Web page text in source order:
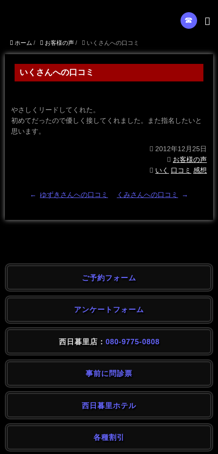
☎︎
ホーム / お客様の声 / いくさんへの口コミ
いくさんへの口コミ
やさしくリードしてくれた。
初めてだったので優しく接してくれました。また指名したいと
思います。
2012年12月25日
お客様の声
いく
口コミ 感想
← ゆずきさんへの口コミ くみさんへの口コミ →
ご予約フォーム
アンケートフォーム
西日暮里店： 080-9775-0808
事前に問診票
西日暮里ホテル
各種割引